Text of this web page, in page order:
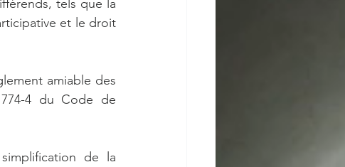
tels que la
et le droit
amiable des
4 du Code de
de la